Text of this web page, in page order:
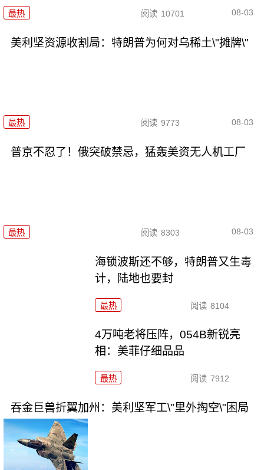
最热 阅读 10701 08-03
美利坚资源收割局：特朗普为何对乌稀土\"摊牌\"
最热 阅读 9773 08-03
普京不忍了！俄突破禁忌，猛轰美资无人机工厂
最热 阅读 8303 08-03
海锁波斯还不够，特朗普又生毒
计，陆地也要封
最热 阅读 8104
4万吨老将压阵，054B新锐亮
相：美菲仔细品品
最热 阅读 7912
吞金巨兽折翼加州：美利坚军工\"里外掏空\"困局